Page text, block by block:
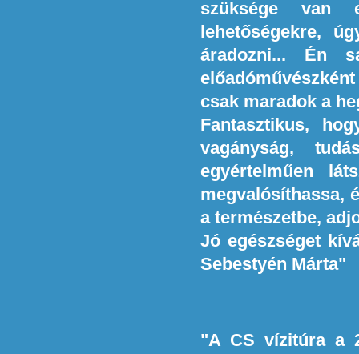
szüksége van
lehetőségekre,
áradozni... Én
csak maradok a
Fantasztikus,
vagányság,
egyértelműen
megvalósíthassa,
a természetbe,
Jó egészséget
Sebestyén Márta"
"A CS vízitúra a